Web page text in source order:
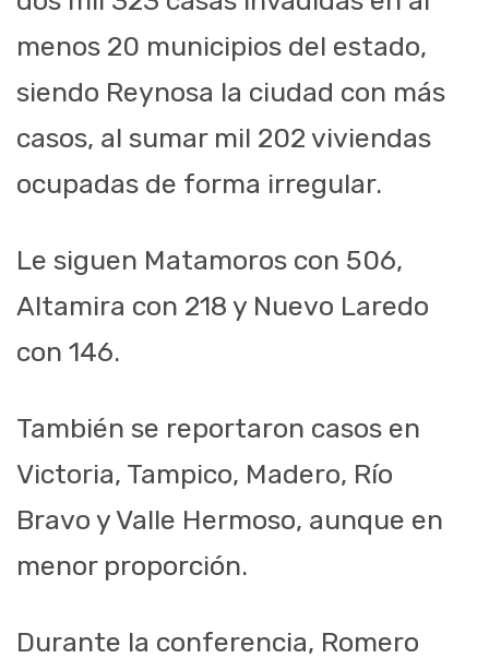
menos 20 municipios del estado,
siendo Reynosa la ciudad con más
casos, al sumar mil 202 viviendas
ocupadas de forma irregular.
Le siguen Matamoros con 506,
Altamira con 218 y Nuevo Laredo
con 146.
También se reportaron casos en
Victoria, Tampico, Madero, Río
Bravo y Valle Hermoso, aunque en
menor proporción.
Durante la conferencia, Romero